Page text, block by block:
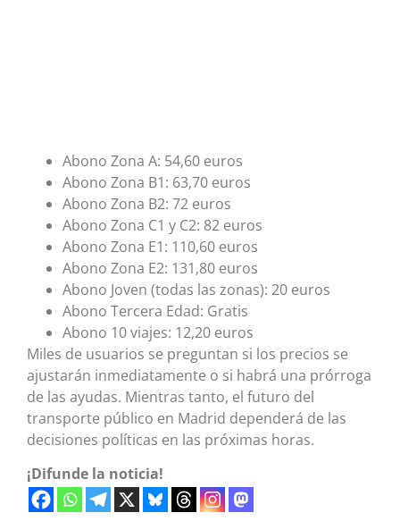
Abono Zona A: 54,60 euros
Abono Zona B1: 63,70 euros
Abono Zona B2: 72 euros
Abono Zona C1 y C2: 82 euros
Abono Zona E1: 110,60 euros
Abono Zona E2: 131,80 euros
Abono Joven (todas las zonas): 20 euros
Abono Tercera Edad: Gratis
Abono 10 viajes: 12,20 euros
Miles de usuarios se preguntan si los precios se
ajustarán inmediatamente o si habrá una prórroga
de las ayudas. Mientras tanto, el futuro del
transporte público en Madrid dependerá de las
decisiones políticas en las próximas horas.
¡Difunde la noticia!